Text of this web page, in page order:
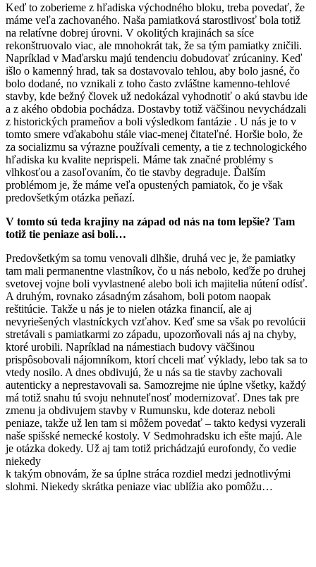
Keď to zoberieme z hľadiska východného bloku, treba povedať, že
máme veľa zachovaného. Naša pamiatková starostlivosť bola totiž
na relatívne dobrej úrovni. V okolitých krajinách sa síce
rekonštruovalo viac, ale mnohokrát tak, že sa tým pamiatky zničili.
Napríklad v Maďarsku majú tendenciu dobudovať zrúcaniny. Keď
išlo o kamenný hrad, tak sa dostavovalo tehlou, aby bolo jasné, čo
bolo dodané, no vznikali z toho často zvláštne kamenno-tehlové
stavby, kde bežný človek už nedokázal vyhodnotiť o akú stavbu ide
a z akého obdobia pochádza. Dostavby totiž väčšinou nevychádzali
z historických prameňov a boli výsledkom fantázie . U nás je to v
tomto smere vďakabohu stále viac-menej čitateľné. Horšie bolo, že
za socializmu sa výrazne používali cementy, a tie z technologického
hľadiska ku kvalite neprispeli. Máme tak značné problémy s
vlhkosťou a zasoľovaním, čo tie stavby degraduje. Ďalším
problémom je, že máme veľa opustených pamiatok, čo je však
predovšetkým otázka peňazí.
V tomto sú teda krajiny na západ od nás na tom lepšie? Tam
totiž tie peniaze asi boli…
Predovšetkým sa tomu venovali dlhšie, druhá vec je, že pamiatky
tam mali permanentne vlastníkov, čo u nás nebolo, keďže po druhej
svetovej vojne boli vyvlastnené alebo boli ich majitelia nútení odísť.
A druhým, rovnako zásadným zásahom, boli potom naopak
reštitúcie. Takže u nás je to nielen otázka financií, ale aj
nevyriešených vlastníckych vzťahov. Keď sme sa však po revolúcii
stretávali s pamiatkarmi zo západu, upozorňovali nás aj na chyby,
ktoré urobili. Napríklad na námestiach budovy väčšinou
prispôsobovali nájomníkom, ktorí chceli mať výklady, lebo tak sa to
vtedy nosilo. A dnes obdivujú, že u nás sa tie stavby zachovali
autenticky a neprestavovali sa. Samozrejme nie úplne všetky, každý
má totiž snahu tú svoju nehnuteľnosť modernizovať. Dnes tak pre
zmenu ja obdivujem stavby v Rumunsku, kde doteraz neboli
peniaze, takže už len tam si môžem povedať – takto kedysi vyzerali
naše spišské nemecké kostoly. V Sedmohradsku ich ešte majú. Ale
je otázka dokedy. Už aj tam totiž prichádzajú eurofondy, čo vedie
niekedy
k takým obnovám, že sa úplne stráca rozdiel medzi jednotlivými
slohmi. Niekedy skrátka peniaze viac ublížia ako pomôžu…